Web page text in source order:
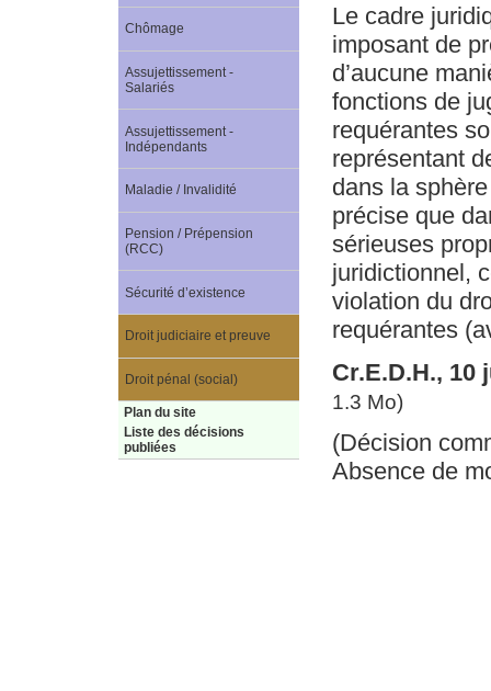
Le cadre
imposant de
d’aucune
fonctions de
requérantes
représentant
dans la
précise que
sérieuses
juridictionnel,
violation du
requérantes
Cr.E.D.H., 10
1.3 Mo)
(Décision
Absence de
Chômage
Assujettissement -
Salariés
Assujettissement -
Indépendants
Maladie / Invalidité
Pension / Prépension
(RCC)
Sécurité d’existence
Droit judiciaire et preuve
Droit pénal (social)
Plan du site
Liste des décisions
publiées